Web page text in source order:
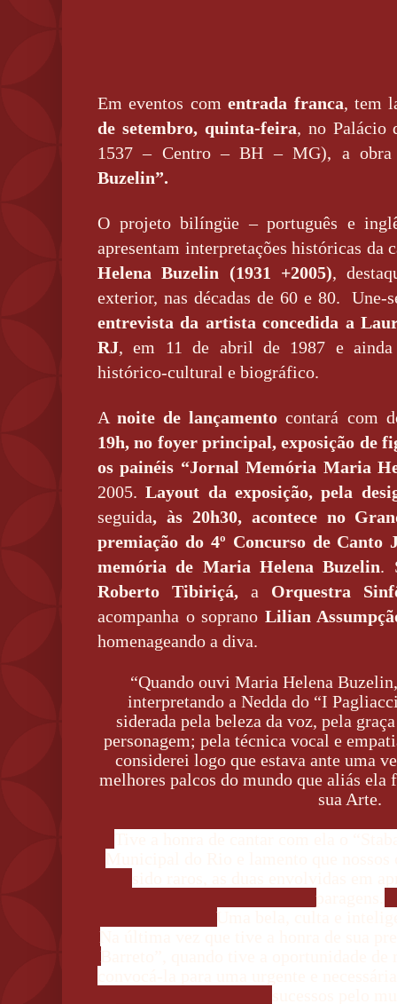
Em eventos comentrada franca, tem
de setembro, quinta-feira, no Palácio
1537 – Centro – BH – MG), a obra
Buzelin”.
O projeto bilíngüe – português e
apresentam interpretações históricas
Helena Buzelin (1931 +2005),
exterior, nas décadas de 60 e 80. Une-
entrevista da artista concedida a
RJ, em 11 de abril de 1987 e
histórico-cultural e biográfico.
Anoite de lançamento contará com
19h, no foyer principal, exposição de
os painéis “Jornal Memória Maria
2005.Layout da exposição, pela
seguida, às 20h30, acontece no
premiação do 4º Concurso de Canto
memória de Maria Helena Buzelin.
Roberto Tibiriçá, a Orquestra
acompanha o soprano Lilian
homenageando a diva.
“Quando ouvi Maria Helena
interpretando a Nedda do “I
siderada pela beleza da voz, pela
personagem; pela técnica vocal e
considerei logo que estava ante uma
melhores palcos do mundo que aliás ela
sua Arte.
paragens.
Uma bela, culta e
Na última vez que tive a honra de sua
Barreto”, quando tive a oportunidade de